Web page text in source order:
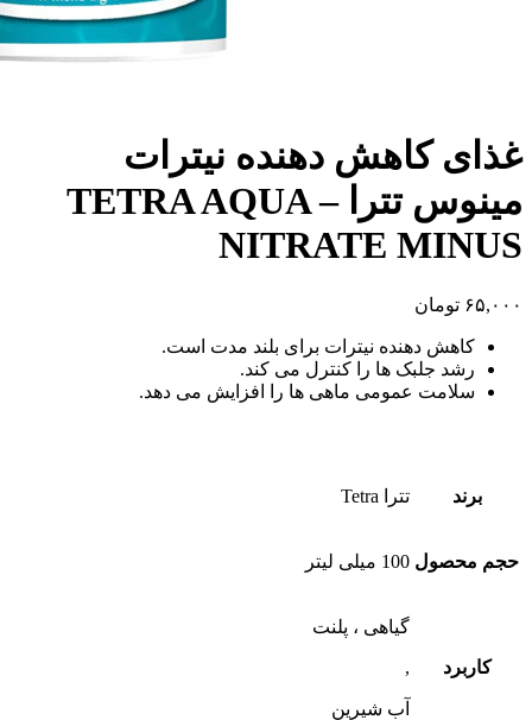
غذای کاهش دهنده نیترات
مینوس تترا – TETRA AQUA
NITRATE MINUS
۶۵,۰۰۰ تومان
کاهش دهنده نیترات برای بلند مدت است.
رشد جلبک ها را کنترل می کند.
سلامت عمومی ماهی ها را افزایش می دهد.
برند تترا Tetra
حجم محصول 100 میلی لیتر
کاربرد
گیاهی ، پلنت
,
آب شیرین